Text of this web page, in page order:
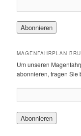
MAGENFAHRPLAN
Um unseren
abonnieren, tragen Sie